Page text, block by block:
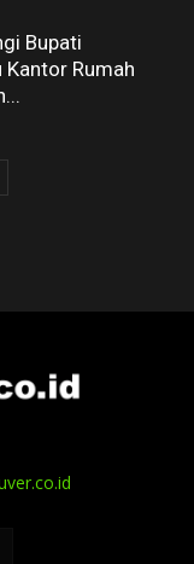
Bupati
Kantor Rumah